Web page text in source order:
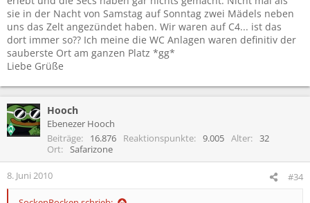
sie in der Nacht von Samstag auf Sonntag zwei Mädels neben
uns das Zelt angezündet haben. Wir waren auf C4... ist das
dort immer so?? Ich meine die WC Anlagen waren definitiv der
sauberste Ort am ganzen Platz *gg*
Liebe Grüße
Hooch
Ebenezer Hooch
Beiträge
16.876 Reaktionspunkte 9.005 Alter
32
Ort
Safarizone
8. Juni 2010 #34